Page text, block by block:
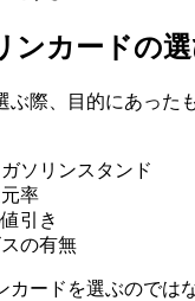
ンカードの
ぶ際、目的にあった
ソリンスタンド
率
引き
の有無
カードを選ぶのでは